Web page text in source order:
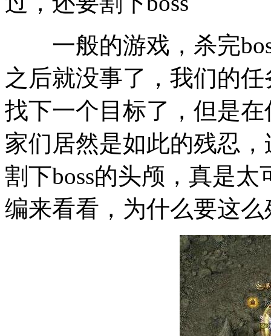
一般的游戏，杀完
之后就没事了，我们的
找下一个目标了，但是
家们居然是如此的残忍
割下boss的头颅，真是
编来看看，为什么要这么